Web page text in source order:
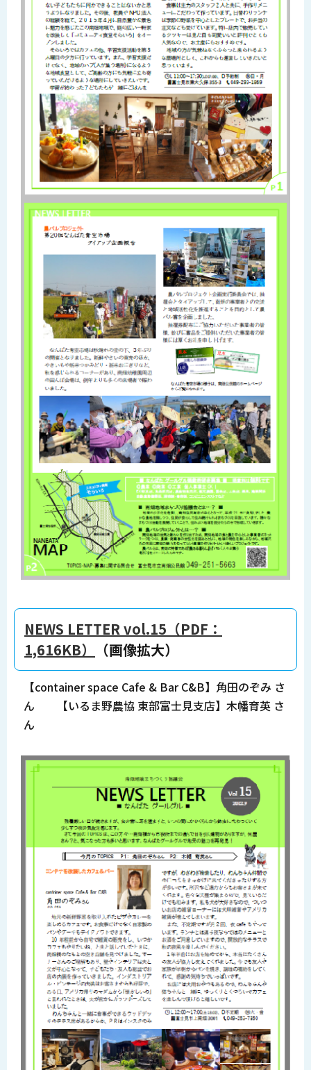
NEWS LETTER vol.15（PDF：
1,616KB）
（画像拡大）
【container space Cafe & Bar C&B】角田のぞみ さ
ん 【いるま野農協 東部富士見支店】木幡育英 さ
ん